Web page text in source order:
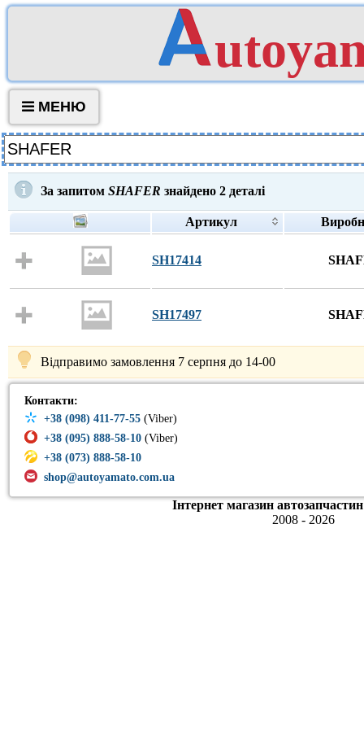
МЕНЮ
За запитом SHAFER знайдено 2 деталі
Артикул
SH17414
SH17497
Відправимо замовлення 7 серпня до 14-00
Контакти:
+38 (098) 411-77-55 (Viber)
+38 (095) 888-58-10 (Viber)
+38 (073) 888-58-10
shop@autoyamato.com.ua
Інтернет магазин
2008 - 2026